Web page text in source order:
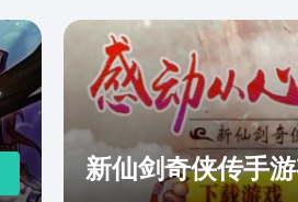
新仙剑奇侠传手